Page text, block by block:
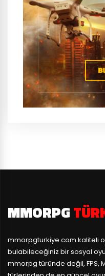
MMORPG
mmorpgturkiye.com kaliteli
bulabileceğiniz bir sosyal
mmorpg türünde değil, FPS,